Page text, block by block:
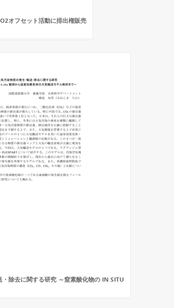
オフセット活動に排出権販売
除去に関する研究 ～窒素酸化物の IN SITU